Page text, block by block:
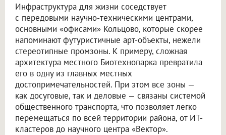
Инфраструктура для жизни соседствует
с передовыми научно-техническими центрами,
основными «офисами» Кольцово, которые скорее
напоминают футуристичные арт-объекты, нежели
стереотипные промзоны. К примеру, сложная
архитектура местного Биотехнопарка превратила
его в одну из главных местных
достопримечательностей. При этом все зоны —
как досуговые, так и деловые — связаны системой
общественного транспорта, что позволяет легко
перемещаться по всей территории района, от ИТ-
кластеров до научного центра «Вектор».